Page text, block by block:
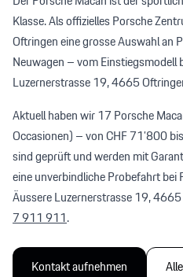
Klasse. Als offizielles Porsche
Oftringen eine grosse Auswahl an
Neuwagen – vom Einstiegsmodell
Luzernerstrasse 19, 4665
Aktuell haben wir17 Porsche
Occasionen) – von CHF 71’800
sind geprüft und werden mit
eine unverbindliche Probefahrt bei
Äussere Luzernerstrasse 19, 4665
7 911 911.
Kontakt aufnehmen Alle